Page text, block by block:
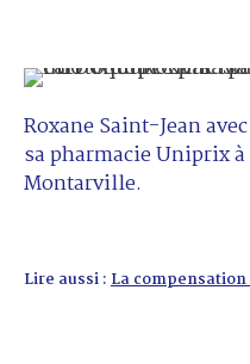
Roxane Saint-Jean
sa pharmacie Uniprix
Montarville.
Lire aussi :La